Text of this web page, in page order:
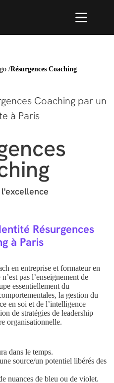
/Résurgences Coaching
Coaching par un
à Paris
Résurgences
à Paris
en entreprise et formateur en
pas l’enseignement de
essentiellement du
la gestion du
en soi et de l’intelligence
de stratégies de leadership
organisationnelle.
dans le temps.
source/un potentiel libérés des
nuances de bleu ou de violet.